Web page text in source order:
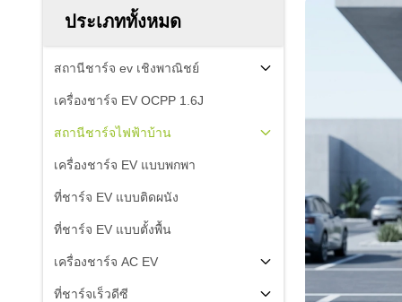
ประเภททั้งหมด
สถานีชาร์จ ev เชิงพาณิชย์
เครื่องชาร์จ EV OCPP 1.6J
สถานีชาร์จไฟฟ้าบ้าน
เครื่องชาร์จ EV แบบพกพา
ที่ชาร์จ EV แบบติดผนัง
ที่ชาร์จ EV แบบตั้งพื้น
เครื่องชาร์จ AC EV
ที่ชาร์จเร็วดีซี